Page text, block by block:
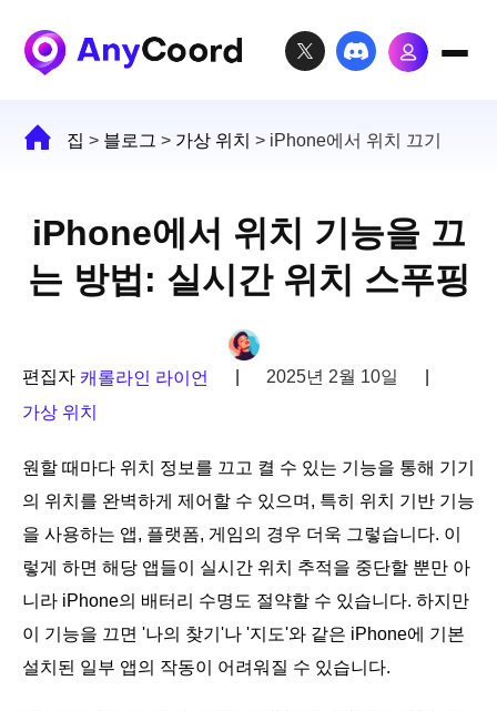
집 > 블로그 > 가상 위치 > iPhone에서 위치 끄기
iPhone에서 위치 기능을 끄
는 방법: 실시간 위치 스푸핑
편집자 캐롤라인 라이언 2025년 2월 10일
가상 위치
원할 때마다 위치 정보를 끄고 켤 수 있는 기능을 통해 기기
의 위치를 완벽하게 제어할 수 있으며, 특히 위치 기반 기능
을 사용하는 앱, 플랫폼, 게임의 경우 더욱 그렇습니다. 이
렇게 하면 해당 앱들이 실시간 위치 추적을 중단할 뿐만 아
니라 iPhone의 배터리 수명도 절약할 수 있습니다. 하지만
이 기능을 끄면 '나의 찾기'나 '지도'와 같은 iPhone에 기본
설치된 일부 앱의 작동이 어려워질 수 있습니다.